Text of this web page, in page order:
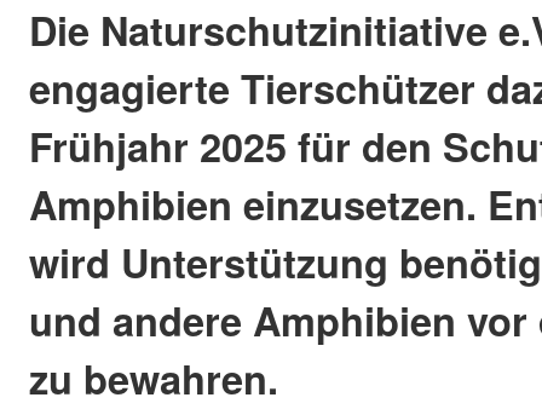
Die Naturschutzinitiative
engagierte Tierschützer
Frühjahr 2025 für den
Amphibien einzusetzen.
wird Unterstützung
und andere Amphibien
zu bewahren.